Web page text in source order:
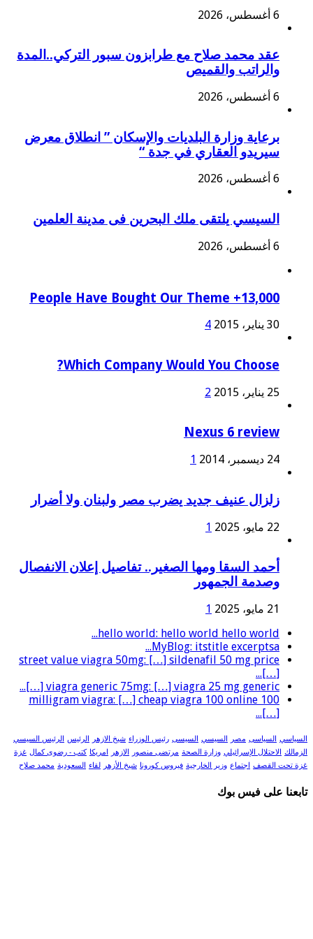
6 أغسطس، 2026
عقد محمد صلاح مع طرابزون سبور التركي..المدة
والراتب والقميص
6 أغسطس، 2026
برعاية وزارة البلديات والإسكان ” انطلاق معرض
سيريدو العقاري في جدة “
6 أغسطس، 2026
السيسي يلتقى ملك البحرين فى مدينة العلمين
6 أغسطس، 2026
13,000+ People Have Bought Our Theme
30 يناير، 2015 4
Which Company Would You Choose?
25 يناير، 2015 2
Nexus 6 review
24 ديسمبر، 2014 1
زلزال عنيف جديد يضرب مصر ولبنان ولا أضرار
22 مايو، 2025 1
أحمد السقا ومها الصغير.. تفاصيل إعلان الانفصال
وصدمة الجمهور
21 مايو، 2025
1
hello world: hello world hello world...
MyBlog: itstitle excerptsa...
street value viagra 50mg: […] sildenafil 50 mg price
[…]...
viagra generic 75mg: […] viagra 25 mg generic […]...
100 milligram viagra: […] cheap viagra 100 online
[…]...
السياسي السياسى مصر السيسي السيسى رئيس الوزراء شيخ الازهر الرئيس الرئيس السيسي
الزمالك الاحتلال الإسرائيلي وزارة الصحة مرتضى منصور الازهر امريكا كتب - رضوى كمال غزة
غزة تحت القصف اجتماع وزير الخارجية فيروس كورونا شيخ الأزهر لقاء السعودية محمد صلاح
تابعنا على فيس بوك